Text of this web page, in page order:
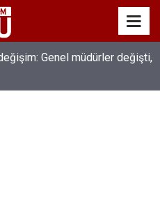
Genel müdürler değişti,